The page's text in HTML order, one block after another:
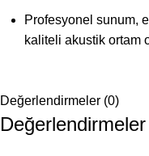
Profesyonel sunum,
kaliteli akustik ortam
Değerlendirmeler (0)
Değerlendirmeler